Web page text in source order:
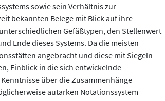
sowie sein Verhältnis zur
bekannten Belege mit Blick auf ihre
Gefäßtypen, den Stellenwert
Ende dieses Systems. Da die meisten
angebracht und diese mit Siegeln
Einblick in die sich entwickelnde
über die Zusammenhänge
autarken Notationssystem